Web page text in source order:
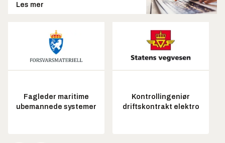
Les mer
Fagleder maritime
ubemannede systemer
Kontrollingeniør
driftskontrakt elektro